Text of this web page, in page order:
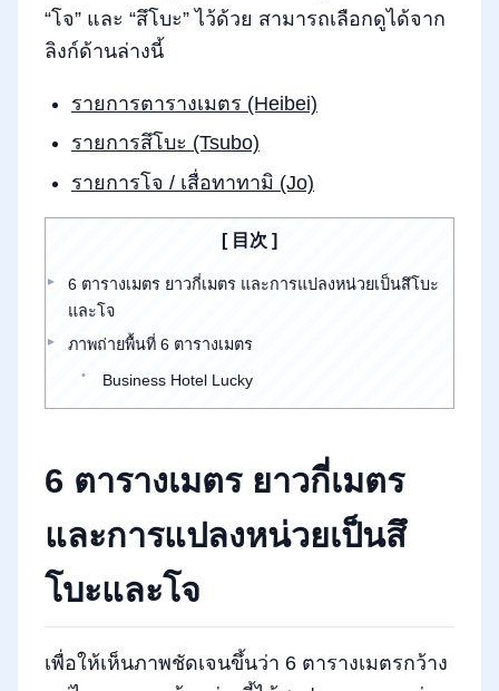
“โจ” และ “สึโบะ” ไว้ด้วย สามารถเลือกดูได้จาก
ลิงก์ด้านล่างนี้
รายการตารางเมตร (Heibei)
รายการสึโบะ (Tsubo)
รายการโจ / เสื่อทาทามิ (Jo)
目次
6 ตารางเมตร ยาวกี่เมตร และการแปลงหน่วยเป็นสึโบะ
และโจ
ภาพถ่ายพื้นที่ 6 ตารางเมตร
Business Hotel Lucky
6 ตารางเมตร ยาวกี่เมตร
และการแปลงหน่วยเป็นสึ
โบะและโจ
เพื่อให้เห็นภาพชัดเจนขึ้นว่า 6 ตารางเมตรกว้าง